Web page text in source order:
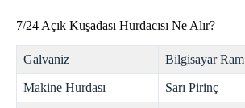
7/24 Açık Kuşadası Hurdacısı Ne Alır?
Galvaniz Bilgisayar Ram
Makine Hurdası Sarı Pirinç